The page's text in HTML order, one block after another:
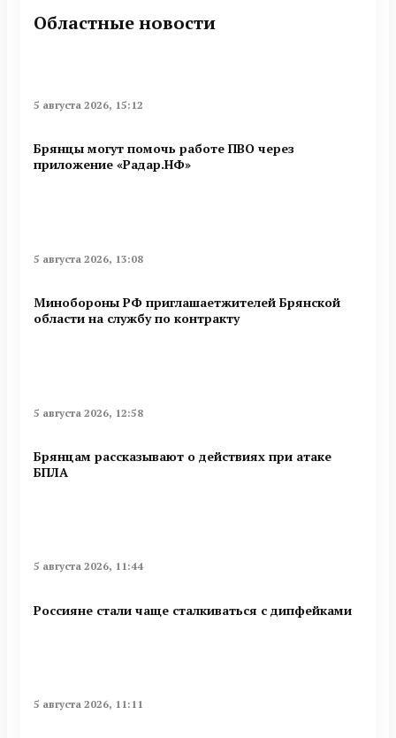
Областные новости
5 августа 2026, 15:12
Брянцы могут помочь работе ПВО через
приложение «Радар.НФ»
5 августа 2026, 13:08
Минобoроны РФ приглaшaетжитeлeй Брянской
области на службу по контракту
5 августа 2026, 12:58
Брянцам рассказывают о действиях при атаке
БПЛА
5 августа 2026, 11:44
Россияне стали чаще сталкиваться с дипфейками
5 августа 2026, 11:11